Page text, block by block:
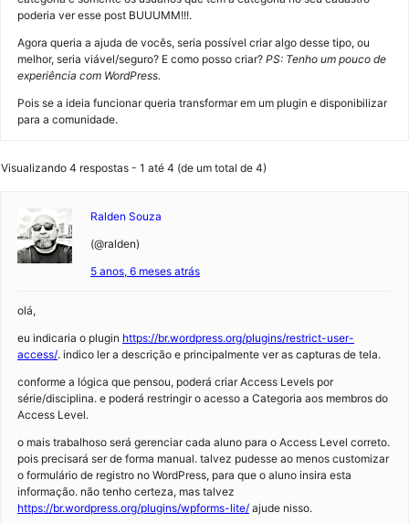
poderia ver esse post BUUUMM!!!.
Agora queria a ajuda de vocês, seria possível criar algo desse tipo, ou
melhor, seria viável/seguro? E como posso criar? PS: Tenho um pouco de
experiência com WordPress.
Pois se a ideia funcionar queria transformar em um plugin e disponibilizar
para a comunidade.
Visualizando 4 respostas - 1 até 4 (de um total de 4)
Ralden Souza
(@ralden)
5 anos, 6 meses atrás
olá,
eu indicaria o plugin https://br.wordpress.org/plugins/restrict-user-
access/. indico ler a descrição e principalmente ver as capturas de tela.
conforme a lógica que pensou, poderá criar Access Levels por
série/disciplina. e poderá restringir o acesso a Categoria aos membros do
Access Level.
o mais trabalhoso será gerenciar cada aluno para o Access Level correto.
pois precisará ser de forma manual. talvez pudesse ao menos customizar
o formulário de registro no WordPress, para que o aluno insira esta
informação. não tenho certeza, mas talvez
https://br.wordpress.org/plugins/wpforms-lite/ ajude nisso.